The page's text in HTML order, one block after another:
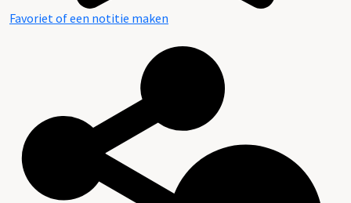
Favoriet of een notitie maken